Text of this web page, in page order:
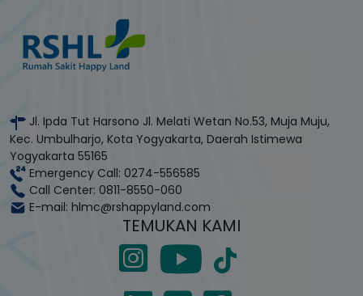
Jl. Ipda Tut Harsono Jl. Melati Wetan No.53, Muja Muju,
Kec. Umbulharjo, Kota Yogyakarta, Daerah Istimewa
Yogyakarta 55165
Emergency Call: 0274-556585
Call Center: 0811-8550-060
E-mail: hlmc@rshappyland.com
TEMUKAN KAMI